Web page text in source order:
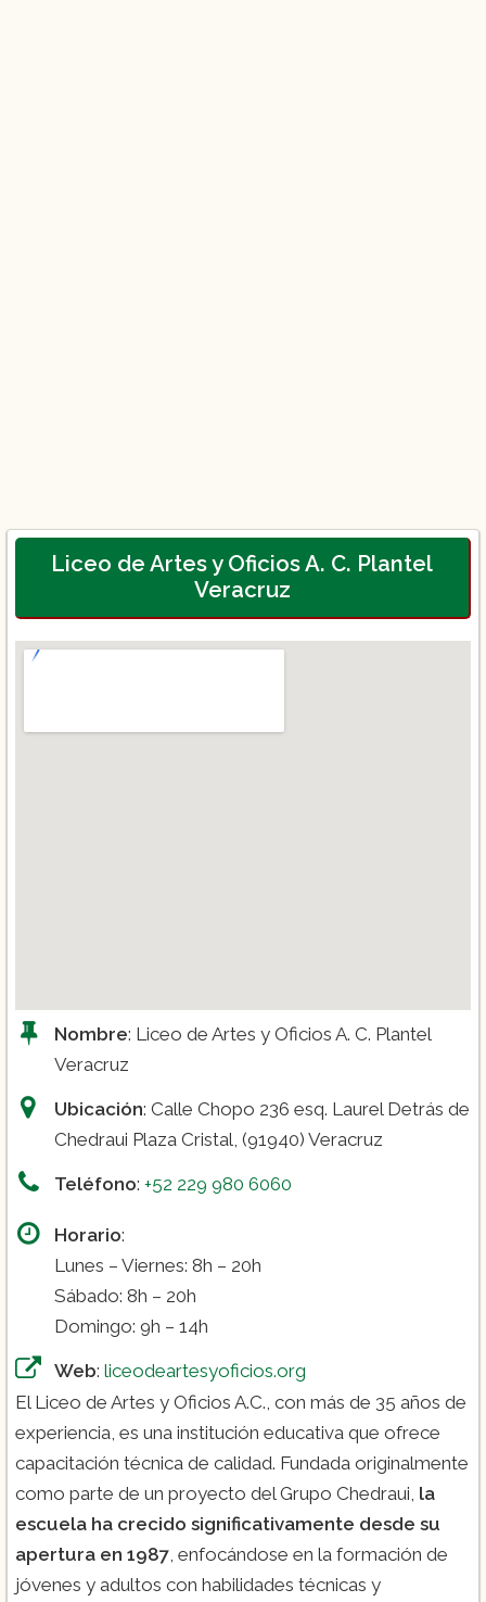
Liceo de Artes y Oficios A. C. Plantel
Veracruz
Nombre: Liceo de Artes y Oficios A. C. Plantel
Veracruz
Ubicación: Calle Chopo 236 esq. Laurel Detrás de
Chedraui Plaza Cristal, (91940) Veracruz
Teléfono: +52 229 980 6060
Horario:
Lunes – Viernes: 8h – 20h
Sábado: 8h – 20h
Domingo: 9h – 14h
Web: liceodeartesyoficios.org
El Liceo de Artes y Oficios A.C., con más de 35 años de
experiencia, es una institución educativa que ofrece
capacitación técnica de calidad. Fundada originalmente
como parte de un proyecto del Grupo Chedraui, la
escuela ha crecido significativamente desde su
apertura en 1987 , enfocándose en la formación de
jóvenes y adultos con habilidades técnicas y